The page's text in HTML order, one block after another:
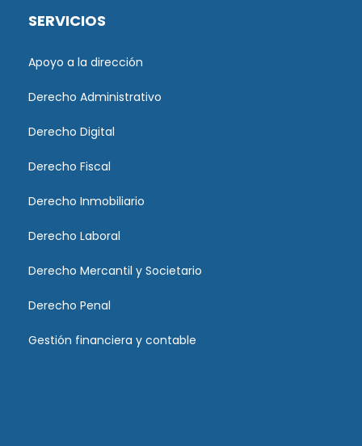
SERVICIOS
Apoyo a la dirección
Derecho Administrativo
Derecho Digital
Derecho Fiscal
Derecho Inmobiliario
Derecho Laboral
Derecho Mercantil y Societario
Derecho Penal
Gestión financiera y contable